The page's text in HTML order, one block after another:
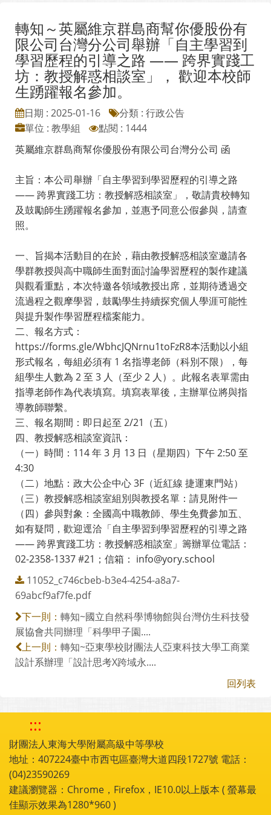
轉知～英屬維京群島商幫你優股份有
限公司台灣分公司舉辦「自主學習到
學習歷程的引導之路 —— 跨界實踐工
坊：教授解惑相談室」， 歡迎本校師
生踴躍報名參加。
日期 : 2025-01-16
分類 : 行政公告
單位 : 教學組
點閱 : 1444
英屬維京群島商幫你優股份有限公司台灣分公司 函
主旨：本公司舉辦「自主學習到學習歷程的引導之路
—— 跨界實踐工坊：教授解惑相談室」，敬請貴校轉知
及鼓勵師生踴躍報名參加，並惠予同意公假參與，請查
照。
一、旨揭本活動目的在於，藉由教授解惑相談室邀請各
學群教授與高中職師生面對面討論學習歷程的製作建議
與觀看重點，本次特邀各領域教授出席，並期待透過交
流過程之觀摩學習，鼓勵學生持續探究個人學涯可能性
與提升製作學習歷程檔案能力。
二、報名方式：
https://forms.gle/WbhcJQNrnu1toFzR8本活動以小組
形式報名，每組必須有 1 名指導老師（科別不限），每
組學生人數為 2 至 3 人（至少 2 人）。此報名表單需由
指導老師作為代表填寫。填寫表單後，主辦單位將與指
導教師聯繫。
三、報名期間：即日起至 2/21（五）
四、教授解惑相談室資訊：
（一）時間：114 年 3 月 13 日（星期四）下午 2:50 至
4:30
（二）地點：政大公企中心 3F（近紅線 捷運東門站）
（三）教授解惑相談室組別與教授名單：請見附件一
（四）參與對象：全國高中職教師、學生免費參加五、
如有疑問，歡迎逕洽「自主學習到學習歷程的引導之路
—— 跨界實踐工坊：教授解惑相談室」籌辦單位電話：
02-2358-1337 #21；信箱： info@yory.school
11052_c746cbeb-b3e4-4254-a8a7-
69abcf9af7fe.pdf
下一則： 轉知~國立自然科學博物館與台灣仿生科技發
展協會共同辦理「科學甲子園....
上一則： 轉知~亞東學校財團法人亞東科技大學工商業
設計系辦理「設計思考X跨域永....
回列表
:::
財團法人東海大學附屬高級中等學校
地址：407224臺中市西屯區臺灣大道四段1727號 電話：
(04)23590269
建議瀏覽器：Chrome，Firefox，IE10.0以上版本 ( 螢幕最
佳顯示效果為1280*960 )